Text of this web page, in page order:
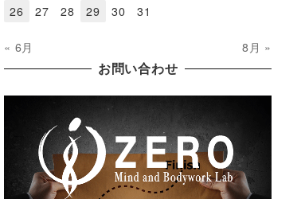
26
27 28 29 30 31
« 6月 8月 »
お問い合わせ